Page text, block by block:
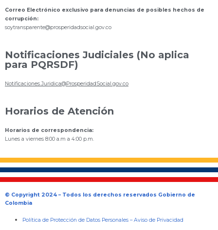
Correo Electrónico exclusivo para denuncias de posibles hechos de
corrupción:
soytransparente@prosperidadsocial.gov.co
Notificaciones Judiciales (No aplica
para PQRSDF)
Notificaciones.Juridica@ProsperidadSocial.gov.co
Horarios de Atención
Horarios de correspondencia:
Lunes a viernes 8:00 a.m a 4:00 p.m.
© Copyright 2024 – Todos los derechos reservados Gobierno de
Colombia
Política de Protección de Datos Personales –Aviso de Privacidad